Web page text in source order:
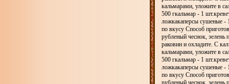
кальмарами, уложите в
500 гкальмар - 1
ложкакаперсы сушеные -
по вкусу Способ
рубленый чеснок, зелень
раковин и охладите. С
кальмарами, уложите в
500 гкальмар - 1
ложкакаперсы сушеные -
по вкусу Способ
рубленый чеснок, зелень